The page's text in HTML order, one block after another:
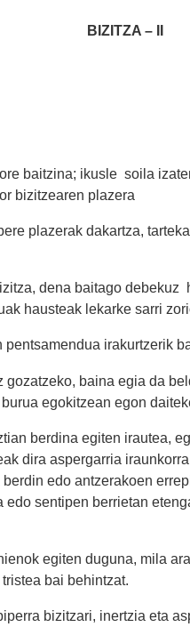
BIZITZA – II
baitzina; ikusle soila
bizitzearen plazera
plazerak dakartza,
dena baitago
hausteak lekarke sarri
irakurtzerik
baina egia da
egokitzean egon
berdina egiten irautea,
dira aspergarria
edo antzerakoen
sentipen berrietan
egiten duguna, mila
bai behintzat.
bizitzari, inertzia eta